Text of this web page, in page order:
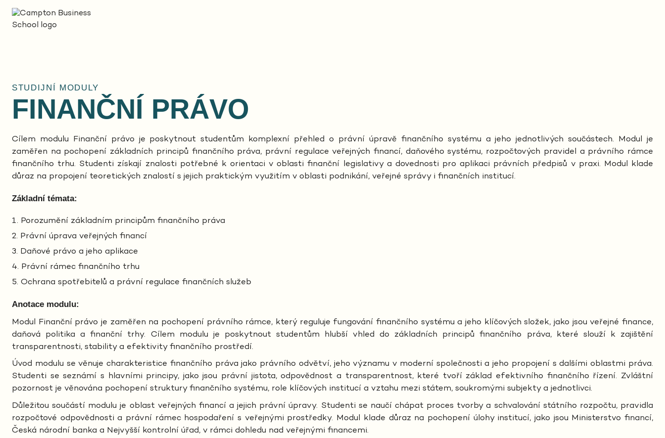
STUDIJNÍ MODULY
FINANČNÍ PRÁVO
Cílem modulu Finanční právo je poskytnout studentům komplexní přehled o právní úpravě finančního systému a jeho jednotlivých součástech. Modul je
zaměřen na pochopení základních principů finančního práva, právní regulace veřejných financí, daňového systému, rozpočtových pravidel a právního rámce
finančního trhu. Studenti získají znalosti potřebné k orientaci v oblasti finanční legislativy a dovednosti pro aplikaci právních předpisů v praxi. Modul klade
důraz na propojení teoretických znalostí s jejich praktickým využitím v oblasti podnikání, veřejné správy i finančních institucí.
Základní témata:
Porozumění základním principům finančního práva
Právní úprava veřejných financí
Daňové právo a jeho aplikace
Právní rámec finančního trhu
Ochrana spotřebitelů a právní regulace finančních služeb
Anotace modulu:
Modul Finanční právo je zaměřen na pochopení právního rámce, který reguluje fungování finančního systému a jeho klíčových složek, jako jsou veřejné finance,
daňová politika a finanční trhy. Cílem modulu je poskytnout studentům hlubší vhled do základních principů finančního práva, které slouží k zajištění
transparentnosti, stability a efektivity finančního prostředí.
Úvod modulu se věnuje charakteristice finančního práva jako právního odvětví, jeho významu v moderní společnosti a jeho propojení s dalšími oblastmi práva.
Studenti se seznámí s hlavními principy, jako jsou právní jistota, odpovědnost a transparentnost, které tvoří základ efektivního finančního řízení. Zvláštní
pozornost je věnována pochopení struktury finančního systému, role klíčových institucí a vztahu mezi státem, soukromými subjekty a jednotlivci.
Důležitou součástí modulu je oblast veřejných financí a jejich právní úpravy. Studenti se naučí chápat proces tvorby a schvalování státního rozpočtu, pravidla
rozpočtové odpovědnosti a právní rámec hospodaření s veřejnými prostředky. Modul klade důraz na pochopení úlohy institucí, jako jsou Ministerstvo financí,
Česká národní banka a Nejvyšší kontrolní úřad, v rámci dohledu nad veřejnými financemi.